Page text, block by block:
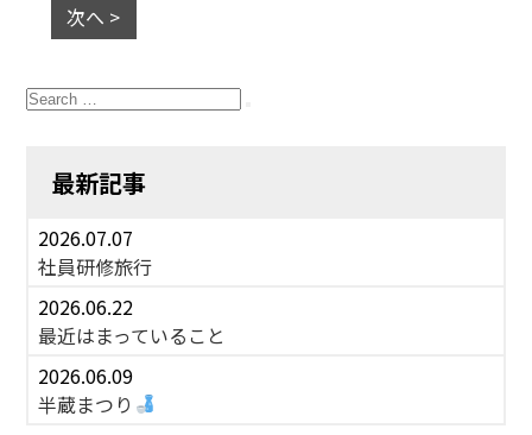
次へ >
Search
for:
最新記事
2026.07.07
社員研修旅行
2026.06.22
最近はまっていること
2026.06.09
半蔵まつり